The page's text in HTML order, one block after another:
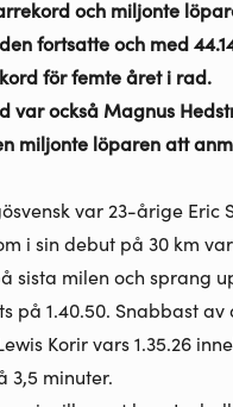
och miljonte
fortsatte och med
för femte året i rad.
var också Magnus
miljonte löparen att
var 23-årige Eric
i sin debut på 30 km
sista milen och sprang
på 1.40.50. Snabbast
Korir vars 1.35.26
3,5 minuter.